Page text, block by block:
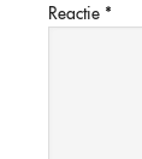
Reactie *